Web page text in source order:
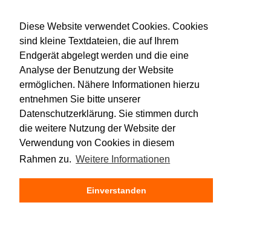
Diese Website verwendet Cookies. Cookies
sind kleine Textdateien, die auf Ihrem
Endgerät abgelegt werden und die eine
Analyse der Benutzung der Website
ermöglichen. Nähere Informationen hierzu
entnehmen Sie bitte unserer
Datenschutzerklärung. Sie stimmen durch
die weitere Nutzung der Website der
Verwendung von Cookies in diesem
Rahmen zu. Weitere Informationen
Einverstanden